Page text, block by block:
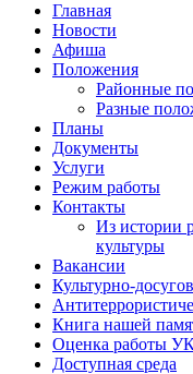
Главная
Новости
Афиша
Положения
Районные
Разные
Планы
Документы
Услуги
Режим работы
Контакты
Из истории
культуры
Вакансии
Культурно-
Книга нашей
Оценка работы
Доступная среда